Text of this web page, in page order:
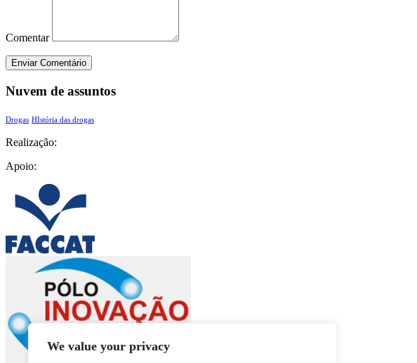
We value your privacy
Comentar
Nuvem de assuntos
Drogas HIstória das drogas
Realização:
Apoio: